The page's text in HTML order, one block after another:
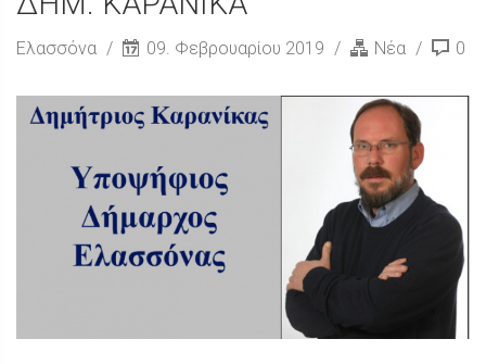
Ελασσόνα 09. Φεβρουαρίου 2019 Νέα 0